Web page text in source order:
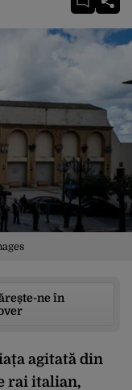
ne în
agitată din
rai italian,